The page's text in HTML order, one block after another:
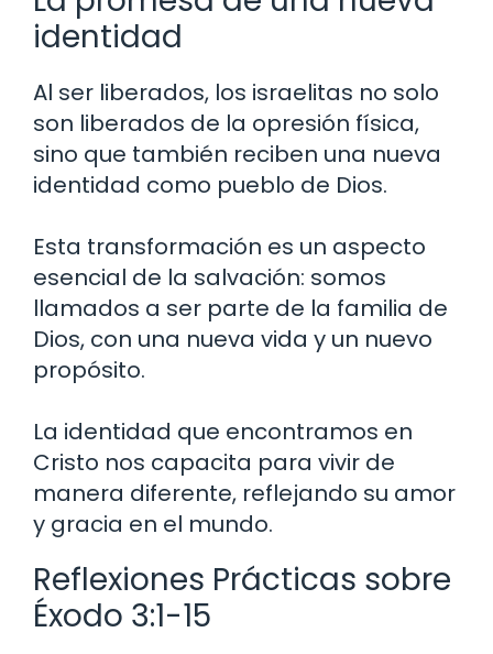
identidad
Al ser liberados, los israelitas no solo
son liberados de la opresión física,
sino que también reciben una nueva
identidad como pueblo de Dios.
Esta transformación es un aspecto
esencial de la salvación: somos
llamados a ser parte de la familia de
Dios, con una nueva vida y un nuevo
propósito.
La identidad que encontramos en
Cristo nos capacita para vivir de
manera diferente, reflejando su amor
y gracia en el mundo.
Reflexiones Prácticas sobre
Éxodo 3:1-15